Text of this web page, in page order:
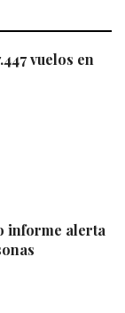
vuelos en
informe alerta